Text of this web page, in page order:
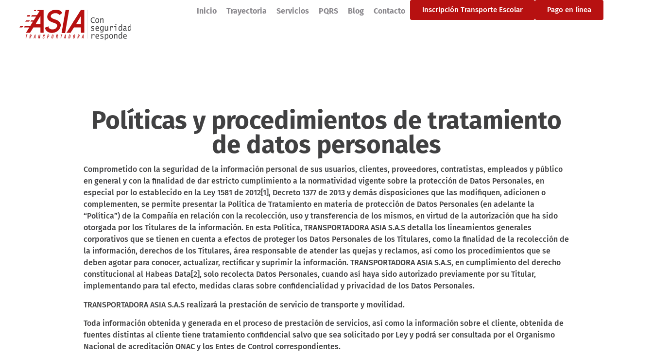
Inicio Trayectoria Servicios PQRS Blog Contacto Inscripción Transporte Escolar Pago en línea
Políticas y procedimientos de tratamiento
de datos personales
Comprometido con la seguridad de la información personal de sus usuarios, clientes, proveedores, contratistas, empleados y público
en general y con la finalidad de dar estricto cumplimiento a la normatividad vigente sobre la protección de Datos Personales, en
especial por lo establecido en la Ley 1581 de 2012[1], Decreto 1377 de 2013 y demás disposiciones que las modifiquen, adicionen o
complementen, se permite presentar la Política de Tratamiento en materia de protección de Datos Personales (en adelante la
“Política”) de la Compañía en relación con la recolección, uso y transferencia de los mismos, en virtud de la autorización que ha sido
otorgada por los Titulares de la información. En esta Política, TRANSPORTADORA ASIA S.A.S detalla los lineamientos generales
corporativos que se tienen en cuenta a efectos de proteger los Datos Personales de los Titulares, como la finalidad de la recolección de
la información, derechos de los Titulares, área responsable de atender las quejas y reclamos, así como los procedimientos que se
deben agotar para conocer, actualizar, rectificar y suprimir la información. TRANSPORTADORA ASIA S.A.S, en cumplimiento del derecho
constitucional al Habeas Data[2], solo recolecta Datos Personales, cuando así haya sido autorizado previamente por su Titular,
implementando para tal efecto, medidas claras sobre confidencialidad y privacidad de los Datos Personales.
TRANSPORTADORA ASIA S.A.S realizará la prestación de servicio de transporte y movilidad.
Toda información obtenida y generada en el proceso de prestación de servicios, así como la información sobre el cliente, obtenida de
fuentes distintas al cliente tiene tratamiento confidencial salvo que sea solicitado por Ley y podrá ser consultada por el Organismo
Nacional de acreditación ONAC y los Entes de Control correspondientes.